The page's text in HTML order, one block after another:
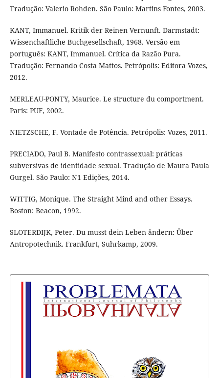
Tradução: Valerio Rohden. São Paulo: Martins Fontes, 2003.
KANT, Immanuel. Kritik der Reinen Vernunft. Darmstadt:
Wissenchaftliche Buchgesellschaft, 1968. Versão em
português: KANT, Immanuel. Crítica da Razão Pura.
Tradução: Fernando Costa Mattos. Petrópolis: Editora Vozes,
2012.
MERLEAU-PONTY, Maurice. Le structure du comportment.
Paris: PUF, 2002.
NIETZSCHE, F. Vontade de Potência. Petrópolis: Vozes, 2011.
PRECIADO, Paul B. Manifesto contrassexual: práticas
subversivas de identidade sexual. Tradução de Maura Paula
Gurgel. São Paulo: N1 Edições, 2014.
WITTIG, Monique. The Straight Mind and other Essays.
Boston: Beacon, 1992.
SLOTERDIJK, Peter. Du musst dein Leben ändern: Über
Antropotechnik. Frankfurt, Suhrkamp, 2009.